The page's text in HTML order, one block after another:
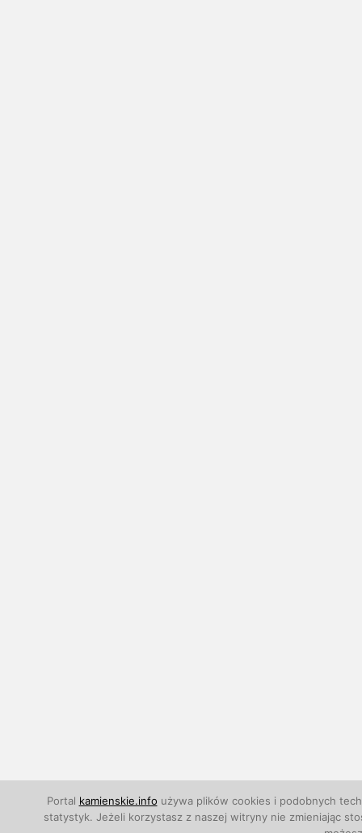
Portal kamienskie.info używa plików cookies i podobnych
statystyk. Jeżeli korzystasz z naszej witryny nie zmieniając